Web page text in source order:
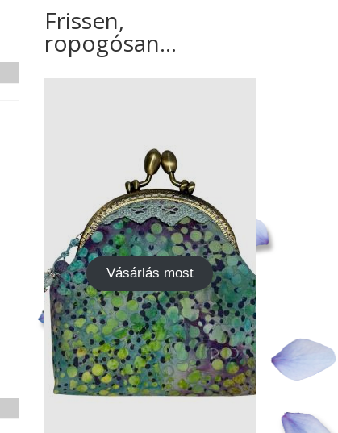
Frissen,
ropogósan...
Vásárlás most